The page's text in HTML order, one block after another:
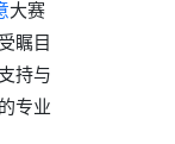
大赛
瞩目
持与
专业